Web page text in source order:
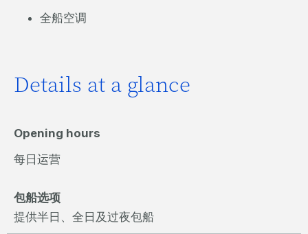
全船空调
Details at a glance
Opening hours
每日运营
包船选项
提供半日、全日及过夜包船